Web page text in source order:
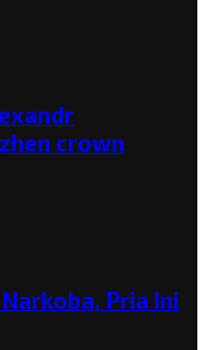
crown
Pria Ini